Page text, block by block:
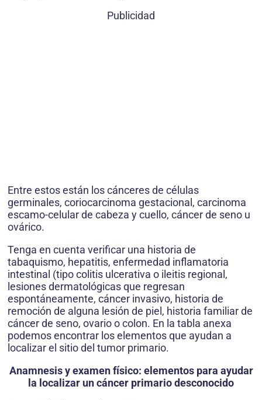
Publicidad
Entre estos están los cánceres de células
germinales, coriocarcinoma gestacional, carcinoma
escamo-celular de cabeza y cuello, cáncer de seno u
ovárico.
Tenga en cuenta verificar una historia de
tabaquismo, hepatitis, enfermedad inflamatoria
intestinal (tipo colitis ulcerativa o ileitis regional,
lesiones dermatológicas que regresan
espontáneamente, cáncer invasivo, historia de
remoción de alguna lesión de piel, historia familiar de
cáncer de seno, ovario o colon. En la tabla anexa
podemos encontrar los elementos que ayudan a
localizar el sitio del tumor primario.
Anamnesis y examen físico: elementos para ayudar
la localizar un cáncer primario desconocido